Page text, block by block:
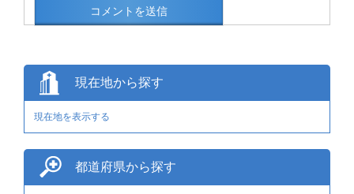
現在地から探す
現在地を表示する
都道府県から探す